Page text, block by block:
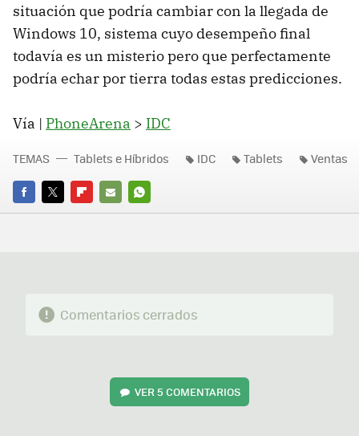
situación que podría cambiar con la llegada de
Windows 10, sistema cuyo desempeño final
todavía es un misterio pero que perfectamente
podría echar por tierra todas estas predicciones.
Vía | PhoneArena > IDC
FACEBOOK
TWITTERFLIPBOARD
E-
WHATSAPP
TEMAS Tablets e Híbridos IDC Tablets Ventas
Comentarios cerrados
VER 5 COMENTARIOS